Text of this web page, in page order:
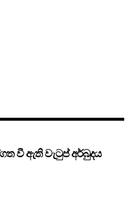
වී ඇති වැටුප් අර්බුදය